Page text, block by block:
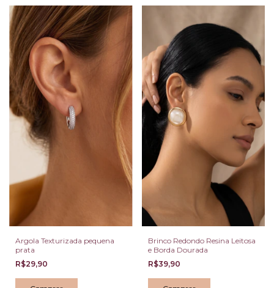
Argola Texturizada pequena
prata
R$29,90
Brinco Redondo Resina Leitosa
e Borda Dourada
R$39,90